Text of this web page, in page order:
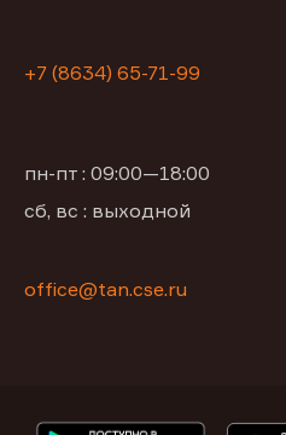
+7 (8634) 65-71-99
пн-пт : 09:00—18:00
сб, вс : выходной
office@tan.cse.ru